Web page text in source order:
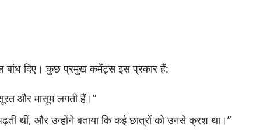
बांध दिए। कुछ प्रमुख कमेंट्स इस प्रकार हैं:
और मासूम लगती हैं।”
थीं, और उन्होंने बताया कि कई छात्रों को उनसे क्रश था।”